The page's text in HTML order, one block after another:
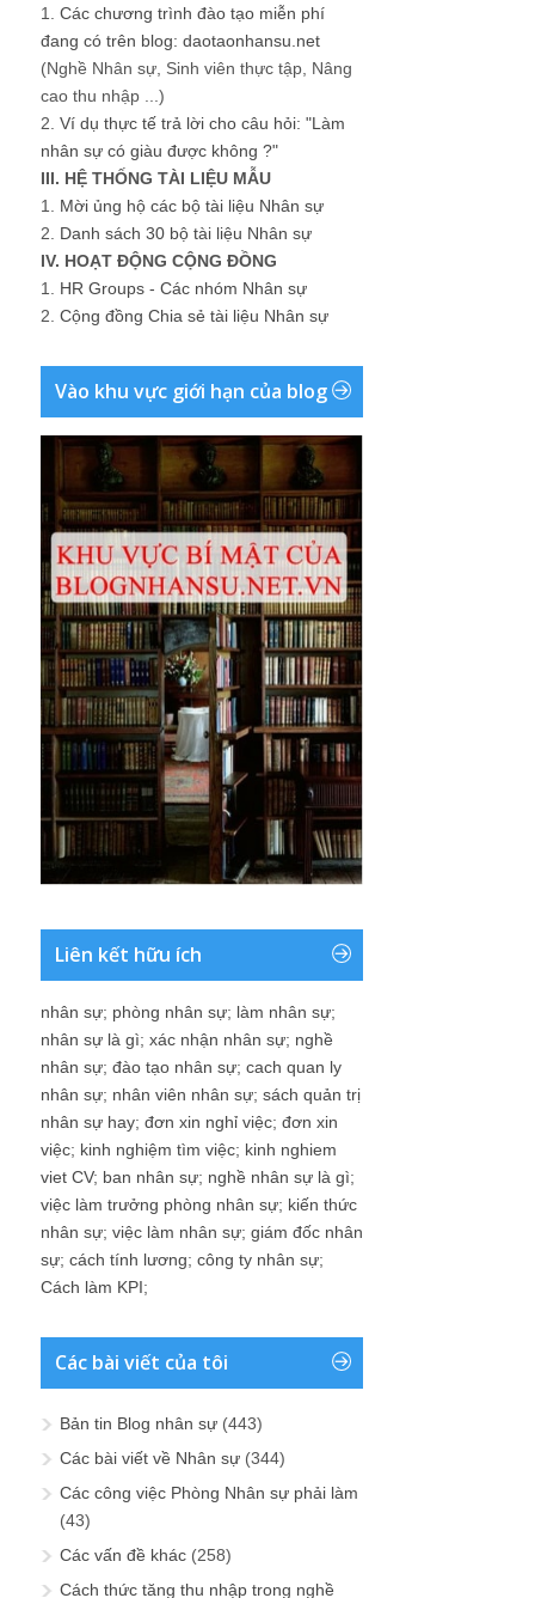
1. Các chương trình đào tạo miễn phí
đang có trên blog: daotaonhansu.net
(Nghề Nhân sự, Sinh viên thực tập, Nâng
cao thu nhập ...)
2. Ví dụ thực tế trả lời cho câu hỏi: "Làm
nhân sự có giàu được không ?"
III. HỆ THỐNG TÀI LIỆU MẪU
1. Mời ủng hộ các bộ tài liệu Nhân sự
2. Danh sách 30 bộ tài liệu Nhân sự
IV. HOẠT ĐỘNG CỘNG ĐỒNG
1. HR Groups - Các nhóm Nhân sự
2. Cộng đồng Chia sẻ tài liệu Nhân sự
Vào khu vực giới hạn của blog
Liên kết hữu ích
nhân sự; phòng nhân sự; làm nhân sự;
nhân sự là gì; xác nhận nhân sự; nghề
nhân sự; đào tạo nhân sự; cach quan ly
nhân sự; nhân viên nhân sự; sách quản trị
nhân sự hay; đơn xin nghỉ việc; đơn xin
việc; kinh nghiệm tìm việc; kinh nghiem
viet CV; ban nhân sự; nghề nhân sự là gì;
việc làm trưởng phòng nhân sự; kiến thức
nhân sự; việc làm nhân sự; giám đốc nhân
sự; cách tính lương; công ty nhân sự;
Cách làm KPI;
Các bài viết của tôi
Bản tin Blog nhân sự (443)
Các bài viết về Nhân sự (344)
Các công việc Phòng Nhân sự phải làm
(43)
Các vấn đề khác (258)
Cách thức tăng thu nhập trong nghề